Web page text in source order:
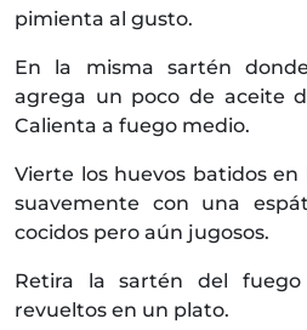
pimienta al gusto.
En la misma sartén
agrega un poco de aceite
Calienta a fuego medio.
Vierte los huevos batidos
suavemente con una
cocidos pero aún jugosos.
Retira la sartén del
revueltos en un plato.